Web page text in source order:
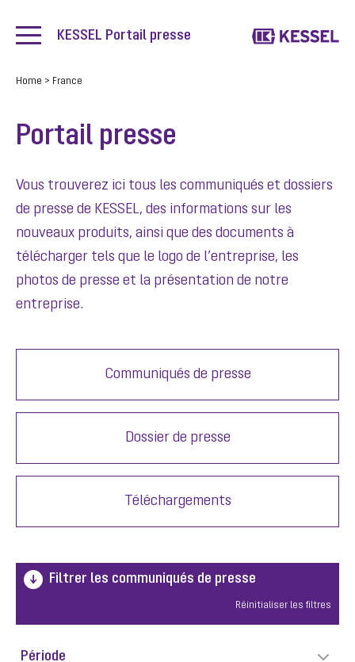
KESSEL Portail presse
Home > France
Portail presse
Vous trouverez ici tous les communiqués et dossiers
de presse de KESSEL, des informations sur les
nouveaux produits, ainsi que des documents à
télécharger tels que le logo de l’entreprise, les
photos de presse et la présentation de notre
entreprise.
Communiqués de presse
Dossier de presse
Téléchargements
Filtrer les communiqués de presse
Réinitialiser les filtres